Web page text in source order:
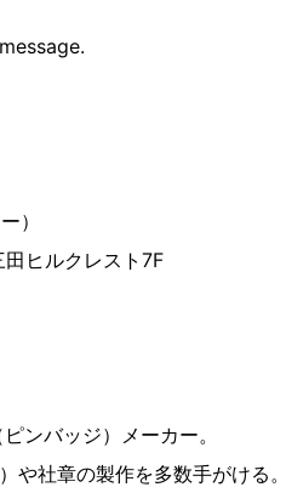
）
ヒルクレスト7F
ンバッジ）メーカー。
や社章の製作を多数手がける。